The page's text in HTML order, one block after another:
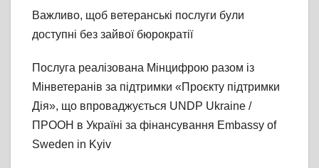
Важливо, щоб ветеранські послуги були
доступні без зайвої бюрократії
Послуга реалізована Мінцифрою разом із
Мінветеранів за підтримки «Проєкту підтримки
Дія», що впроваджується UNDP Ukraine /
ПРООН в Україні за фінансування Embassy of
Sweden in Kyiv